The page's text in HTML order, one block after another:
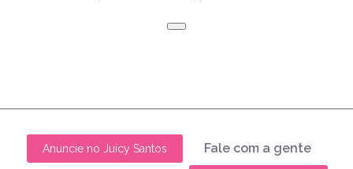
Anuncie no Juicy Santos Fale com a gente